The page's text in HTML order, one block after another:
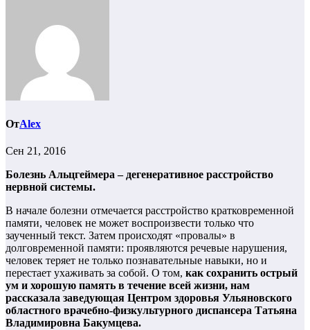
ОтAlex
Сен 21, 2016
Болезнь Альцгеймера – дегенеративное расстройство
нервной системы.
В начале болезни отмечается расстройство кратковременной
памяти, человек не может воспроизвести только что
заученный текст. Затем происходят «провалы» в
долговременной памяти: проявляются речевые нарушения,
человек теряет не только познавательные навыки, но и
перестает ухаживать за собой. О том, как сохранить острый
ум и хорошую память в течение всей жизни, нам
рассказала заведующая Центром здоровья Ульяновского
областного врачебно-физкультурного диспансера Татьяна
Владимировна Бакумцева.